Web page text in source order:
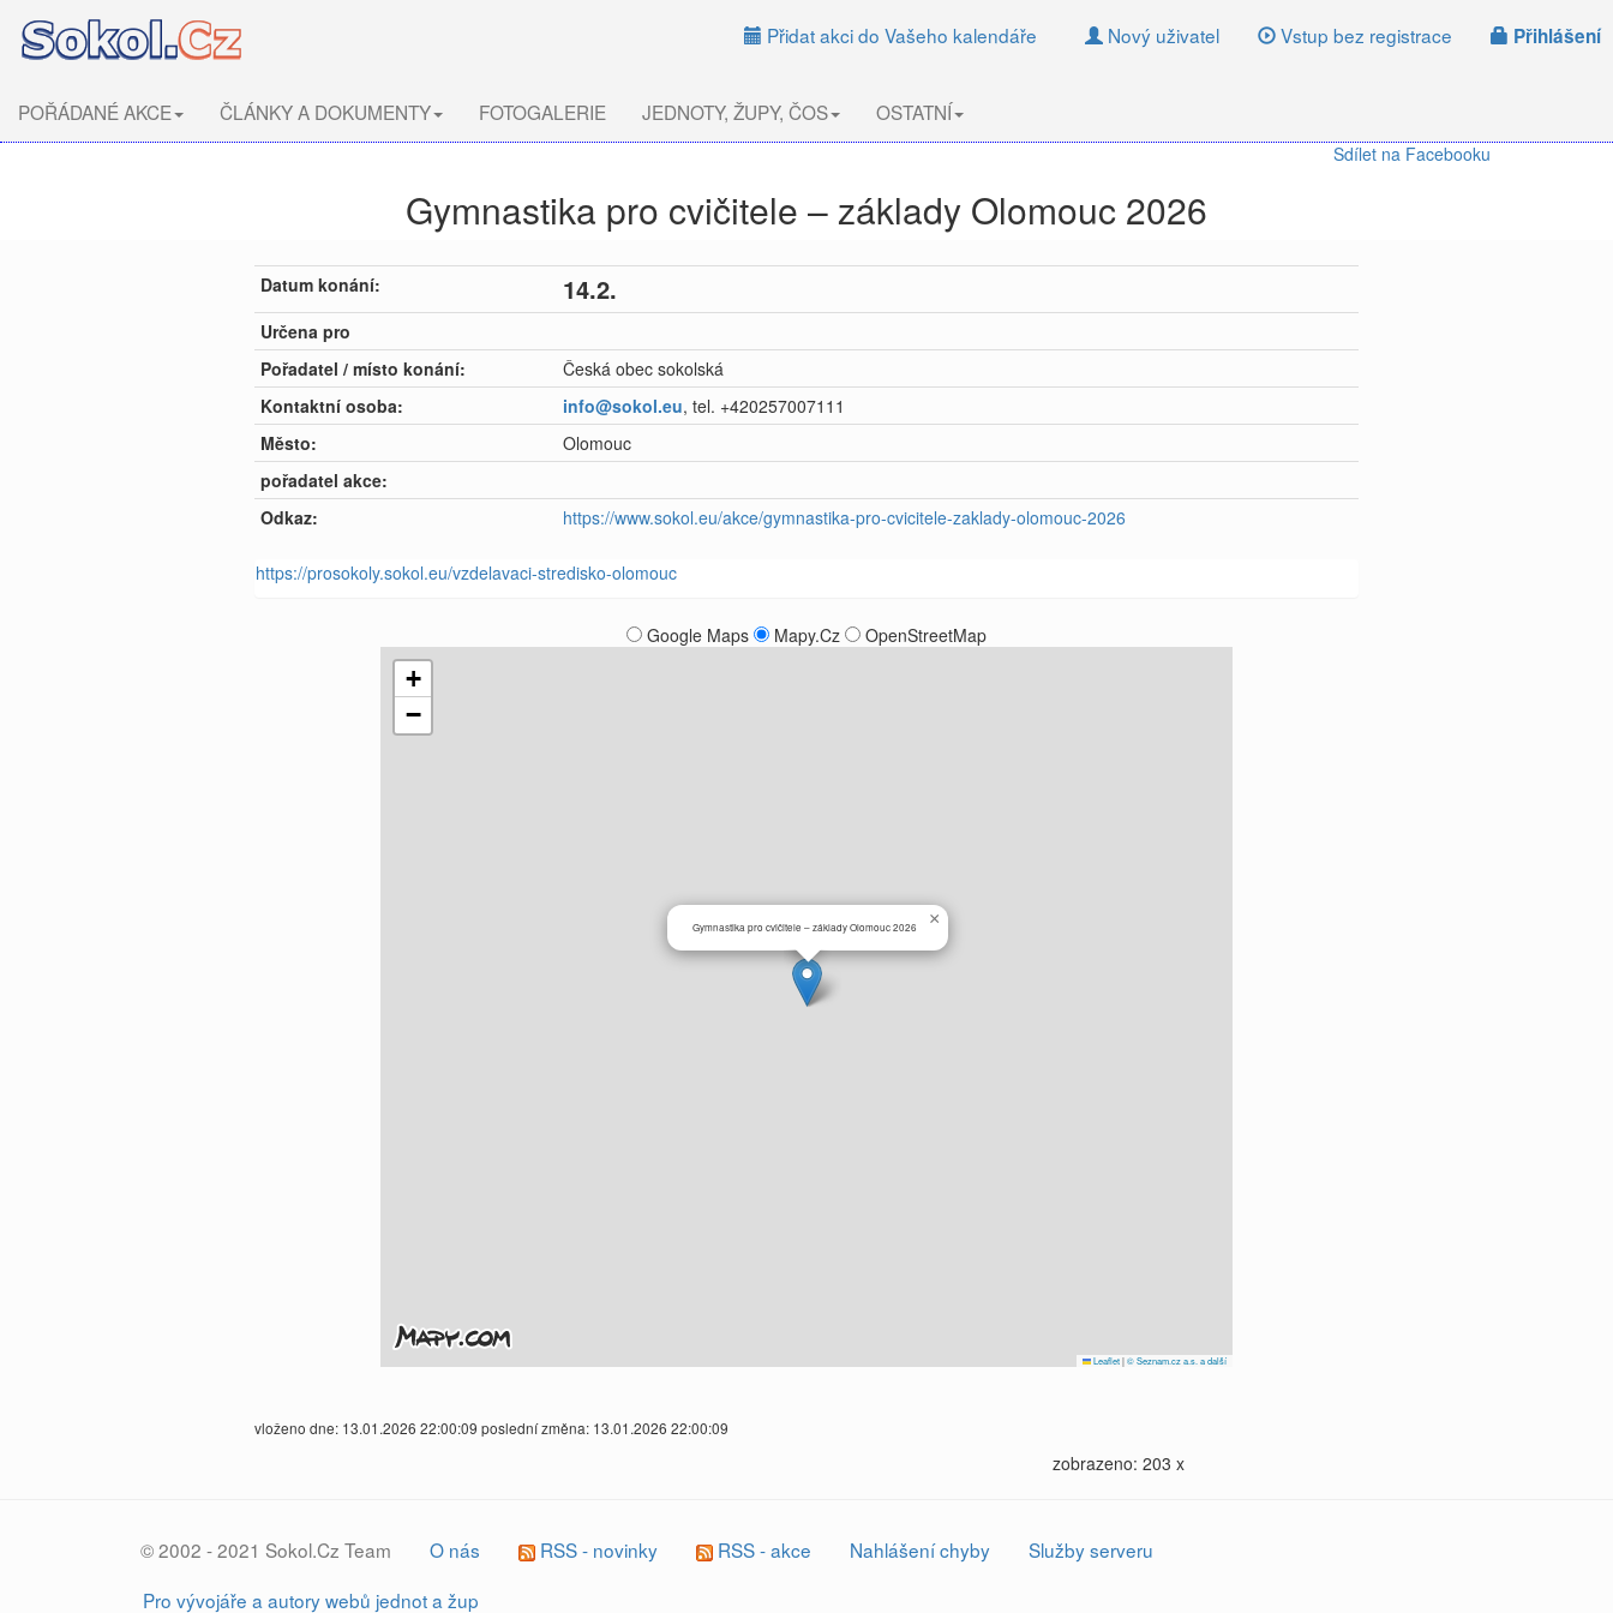
Nový uživatel Vstup bez registrace Přihlášení
Přidat akci do Vašeho kalendáře
POŘÁDANÉ AKCE ČLÁNKY A DOKUMENTY FOTOGALERIE JEDNOTY, ŽUPY, ČOS OSTATNÍ
Sdílet na Facebooku
Gymnastika pro cvičitele – základy Olomouc 2026
Datum konání: 14.2.
Určena pro
Pořadatel / místo konání:
Česká obec sokolská
Kontaktní osoba:
info@sokol.eu, tel. +420257007111
Město:
Olomouc
pořadatel akce:
Odkaz:
https://www.sokol.eu/akce/gymnastika-pro-cvicitele-zaklady-olomouc-2026
https://prosokoly.sokol.eu/vzdelavaci-stredisko-olomouc
Google Maps Mapy.Cz OpenStreetMap
Gymnastika pro cvičitele – základy Olomouc 2026 ×
+
−
Leaflet|© Seznam.cz a.s. a další
vloženo dne: 13.01.2026 22:00:09 poslední změna: 13.01.2026 22:00:09
zobrazeno: 203 x
© 2002 - 2021 Sokol.Cz Team O nás RSS - novinky RSS - akce Nahlášení chyby
Služby serveru
Pro vývojáře a autory webů jednot a žup